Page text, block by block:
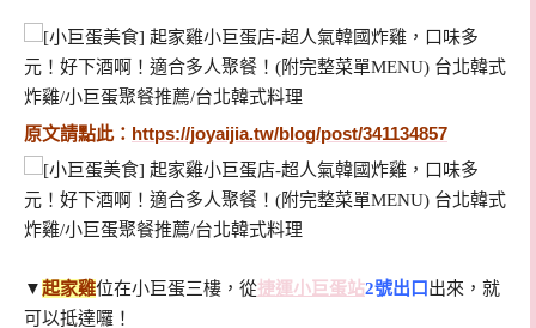
原文請點此： https://joyaijia.tw/blog/post/341134857
▼起家雞位在小巨蛋三樓， 從捷運小巨蛋站2號出口 出來，就
可以抵達囉！